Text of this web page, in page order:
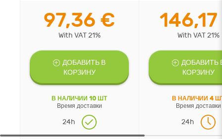
97,36 €
With VAT 21%
ДОБАВИТЬ В
КОРЗИНУ
В НАЛИЧИИ 10 ШТ
Время доставки
24h
With VAT 21%
ДОБАВИТЬ
КОРЗИНУ
В НАЛИЧИИ 4
Время доставки
24h